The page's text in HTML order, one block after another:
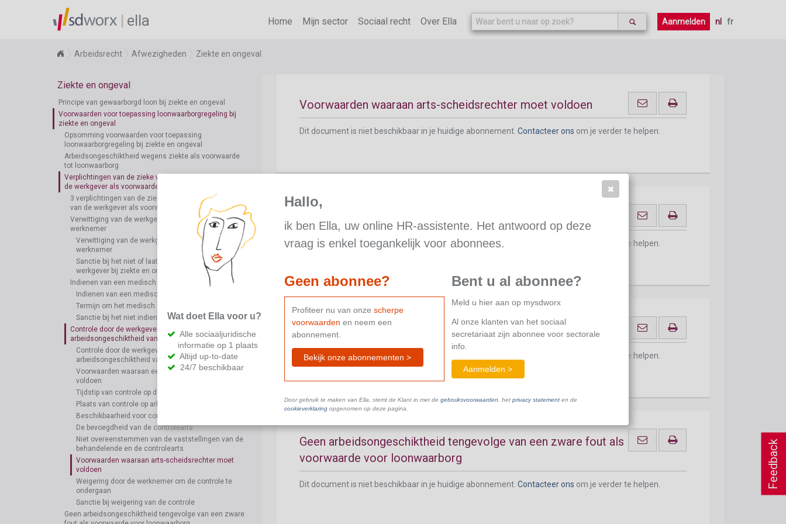
Feedback
ella Home Mijn sector Sociaal recht Over Ella Aanmelden nl fr
Arbeidsrecht Afwezigheden Ziekte en ongeval
Ziekte en ongeval
Principe van gewaarborgd loon bij ziekte en ongeval
Voorwaarden voor toepassing loonwaarborgregeling bij
ziekte en ongeval
Opsomming voorwaarden voor toepassing
loonwaarborgregeling bij ziekte en ongeval
Arbeidsongeschiktheid wegens ziekte als voorwaarde
tot loonwaarborg
Verplichtingen van de zieke werknemer ten aanzien van
de werkgever als voorwaarde voor loonwaarborg
3 verplichtingen van de zieke werknemer ten aanzien
van de werkgever als voorwaarde voor loonwaarborg
Verwittiging van de werkgever van ziekte van de
werknemer
Verwittiging van de werkgever van ziekte van de
werknemer
Sanctie bij het niet of laattijdig verwittigen van de
werkgever bij ziekte en ongeval
Indienen van een medisch attest bij de werkgever
Indienen van een medisch attest bij de werkgever
Termijn om het medisch attest te bezorgen
Sanctie bij het niet indienen van het medisch attest
Controle door de werkgever van de
arbeidsongeschiktheid van de werknemer
Controle door de werkgever van de
arbeidsongeschiktheid van de werknemer
Voorwaarden waaraan een controledokter moet
voldoen
Tijdstip van controle op de arbeidsongeschiktheid
Plaats van controle op arbeidsongeschiktheid
Beschikbaarheid voor controlearts
De bevoegdheid van de controlearts
Niet overeenstemmen van de vaststellingen van de
behandelende en de controlearts
Voorwaarden waaraan arts-scheidsrechter moet
voldoen
Weigering door de werknemer om de controle te
ondergaan
Sanctie bij weigering van de controle
Geen arbeidsongeschiktheid tengevolge van een zware
Dit document is niet beschikbaar in je huidige abonnement.Contacteer ons om je verder te helpen.
Voorwaarden waaraan arts-scheidsrechter moet voldoen
Dit document is niet beschikbaar in je huidige abonnement. Contacteer ons om je verder te helpen.
Dit document is niet beschikbaar in je huidige abonnement. om je verder te helpen.
Sanctie bij weigering van de controle
Dit document is niet beschikbaar in je huidige abonnement. om je verder te helpen.
Geen arbeidsongeschiktheid tengevolge van een zware fout als
voorwaarde voor loonwaarborg
Dit document is niet beschikbaar in je huidige abonnement. Contacteer ons om je verder te helpen.
Wat doet Ella voor u?
Alle sociaaljuridische
informatie op 1 plaats
Altijd up-to-date
24/7 beschikbaar
Hallo,
ik ben Ella, uw online HR-assistente. Het antwoord op deze
vraag is enkel toegankelijk voor abonnees.
Geen abonnee?
Profiteer nu van onze scherpe
voorwaarden en neem een
abonnement.
Bekijk onze abonnementen >
Bent u al abonnee?
Meld u hier aan op mysdworx
Al onze klanten van het sociaal
secretariaat zijn abonnee voor sectorale
info.
Aanmelden >
Door gebruik te maken van Ella, stemt de Klant in met de gebruiksvoorwaarden , het privacy statementen de
cookieverklaringopgenomen op deze pagina.